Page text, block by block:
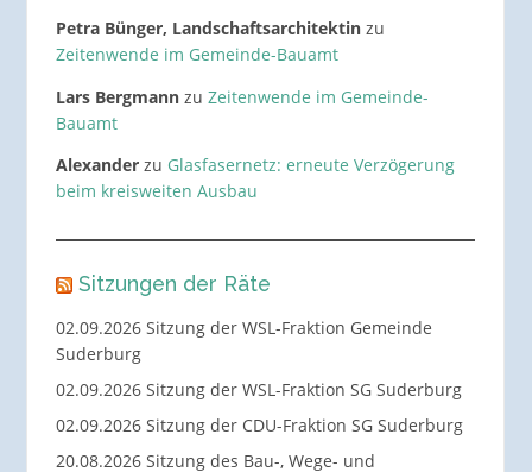
Petra Bünger, Landschaftsarchitektinzu
Zeitenwende im Gemeinde-Bauamt
Lars Bergmannzu Zeitenwende im Gemeinde-
Bauamt
Alexanderzu Glasfasernetz: erneute Verzögerung
beim kreisweiten Ausbau
Sitzungen der Räte
02.09.2026 Sitzung der WSL-Fraktion Gemeinde
Suderburg
02.09.2026 Sitzung der WSL-Fraktion SG Suderburg
02.09.2026 Sitzung der CDU-Fraktion SG Suderburg
20.08.2026 Sitzung des Bau-, Wege- und